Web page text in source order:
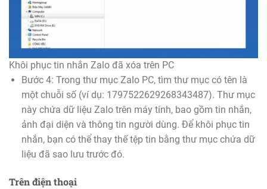
Khôi phục tin nhắn Zalo đã xóa trên PC
Bước 4: Trong thư mục Zalo PC, tìm thư mục có tên là
một chuỗi số (ví dụ: 1797522629268343487). Thư mục
này chứa dữ liệu Zalo trên máy tính, bao gồm tin nhắn,
ảnh đại diện và thông tin người dùng. Để khôi phục tin
nhắn, bạn có thể thay thế tệp tin bằng thư mục chứa dữ
liệu đã sao lưu trước đó.
Trên điện thoại